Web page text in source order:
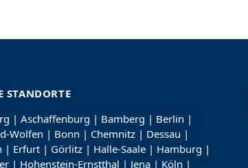
STANDORTE
| Aschaffenburg | Bamberg | Berlin |
Wolfen | Bonn | Chemnitz| Dessau |
| Erfurt| Görlitz| Halle-Saale| Hamburg |
| Hohenstein-Ernstthal | Jena| Köln |